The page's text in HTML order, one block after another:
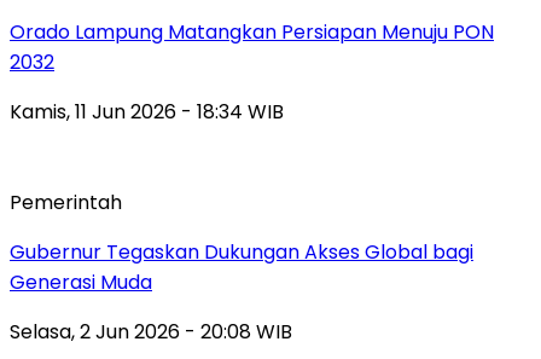
Orado Lampung Matangkan Persiapan Menuju PON
2032
Kamis, 11 Jun 2026 - 18:34 WIB
Pemerintah
Gubernur Tegaskan Dukungan Akses Global bagi
Generasi Muda
Selasa, 2 Jun 2026 - 20:08 WIB